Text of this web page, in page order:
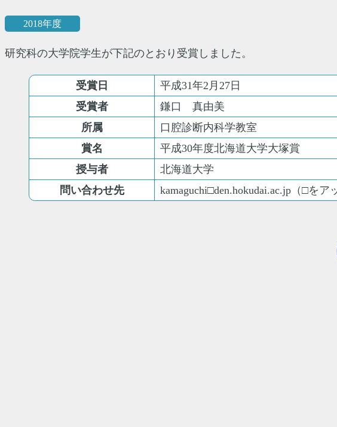
2018年度
研究科の大学院学生が下記のとおり受賞しました。
受賞日
平成31年2月27日
受賞者
鎌口 真由美
所属
口腔診断内科学教室
賞名
平成30年度北海道大学大塚賞
授与者
北海道大学
問い合わせ先
kamaguchi□den.hokudai.ac.jp（□を